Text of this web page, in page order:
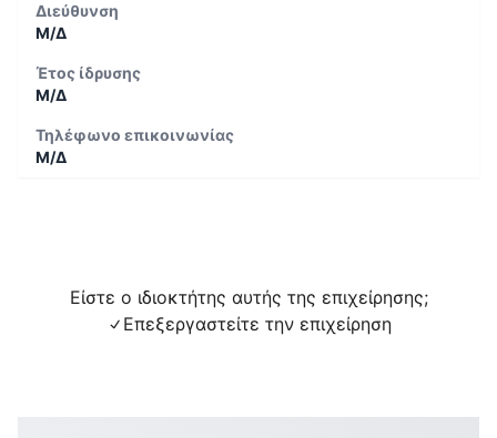
Διεύθυνση
Μ/Δ
Έτος ίδρυσης
Μ/Δ
Τηλέφωνο επικοινωνίας
Μ/Δ
Είστε ο ιδιοκτήτης αυτής της επιχείρησης;
Επεξεργαστείτε την επιχείρηση